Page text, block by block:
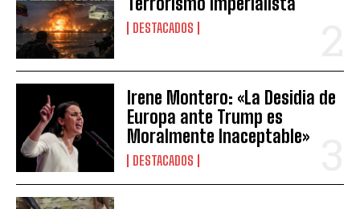
DESTACADOS
Irene Montero: «La Desidia de
Europa ante Trump es
Moralmente Inaceptable»
DESTACADOS